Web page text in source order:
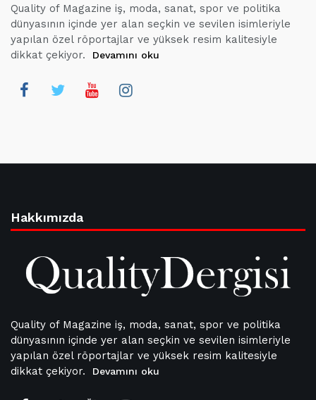
Quality of Magazine iş, moda, sanat, spor ve politika
dünyasının içinde yer alan seçkin ve sevilen isimleriyle
yapılan özel röportajlar ve yüksek resim kalitesiyle
dikkat çekiyor.
Devamını oku
Hakkımızda
Quality of Magazine iş, moda, sanat, spor ve politika
dünyasının içinde yer alan seçkin ve sevilen isimleriyle
yapılan özel röportajlar ve yüksek resim kalitesiyle
dikkat çekiyor.
Devamını oku